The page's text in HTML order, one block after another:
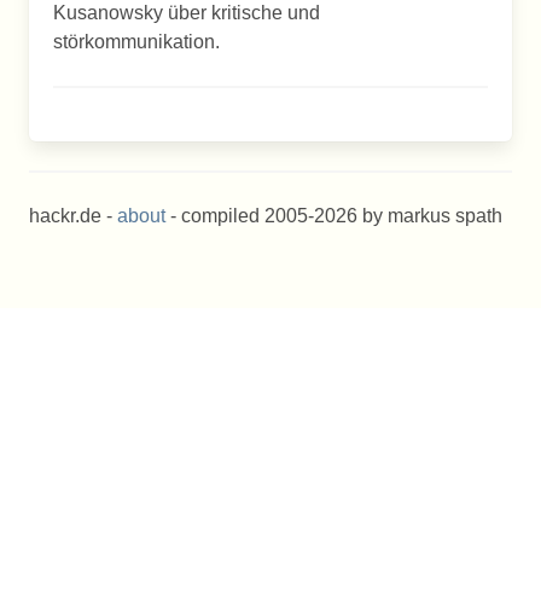
Kusanowsky über kritische und
störkommunikation.
hackr.de - about- compiled 2005-2026 by markus spath